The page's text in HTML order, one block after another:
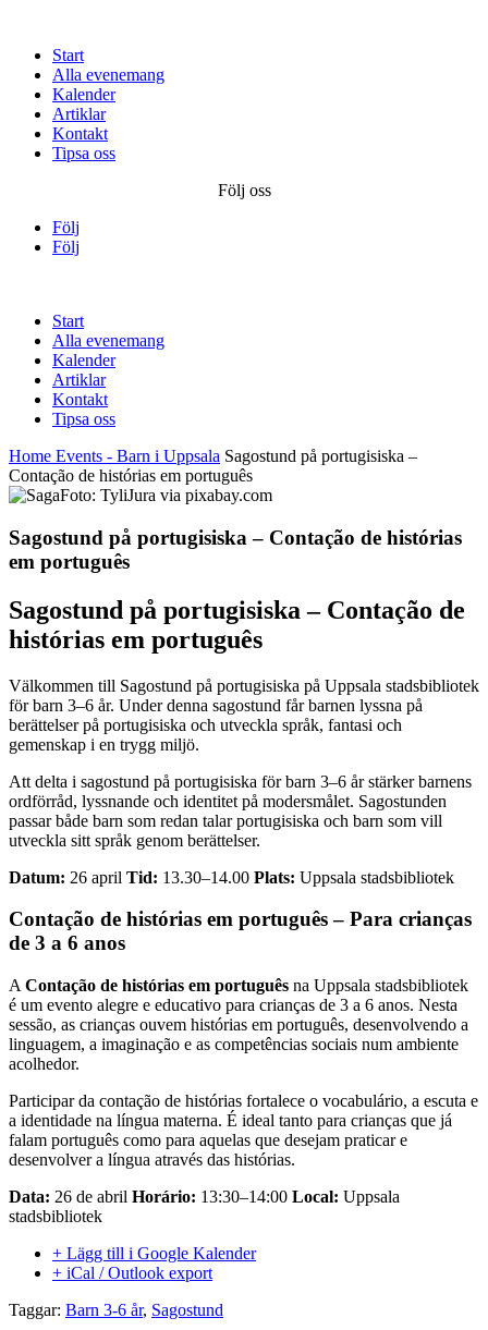
Start
Alla evenemang
Kalender
Artiklar
Kontakt
Tipsa oss
Följ oss
Följ
Följ
Start
Alla evenemang
Kalender
Artiklar
Kontakt
Tipsa oss
Home Events - Barn i Uppsala Sagostund på portugisiska –
Contação de histórias em português
Foto: TyliJura via pixabay.com
Sagostund på portugisiska – Contação de histórias
em português
Sagostund på portugisiska – Contação de
histórias em português
Välkommen till Sagostund på portugisiska på Uppsala stadsbibliotek
för barn 3–6 år. Under denna sagostund får barnen lyssna på
berättelser på portugisiska och utveckla språk, fantasi och
gemenskap i en trygg miljö.
Att delta i sagostund på portugisiska för barn 3–6 år stärker barnens
ordförråd, lyssnande och identitet på modersmålet. Sagostunden
passar både barn som redan talar portugisiska och barn som vill
utveckla sitt språk genom berättelser.
Datum: 26 april Tid: 13.30–14.00 Plats: Uppsala stadsbibliotek
Contação de histórias em português – Para crianças
de 3 a 6 anos
A Contação de histórias em português na Uppsala stadsbibliotek
é um evento alegre e educativo para crianças de 3 a 6 anos. Nesta
sessão, as crianças ouvem histórias em português, desenvolvendo a
linguagem, a imaginação e as competências sociais num ambiente
acolhedor.
Participar da contação de histórias fortalece o vocabulário, a escuta e
a identidade na língua materna. É ideal tanto para crianças que já
falam português como para aquelas que desejam praticar e
desenvolver a língua através das histórias.
Data: 26 de abril Horário: 13:30–14:00 Local: Uppsala
stadsbibliotek
+ Lägg till i Google Kalender
+ iCal / Outlook export
Taggar: Barn 3-6 år, Sagostund